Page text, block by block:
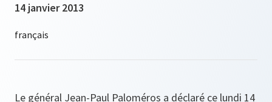
14 janvier 2013
Le général Jean-Paul Paloméros a déclaré ce lundi 14